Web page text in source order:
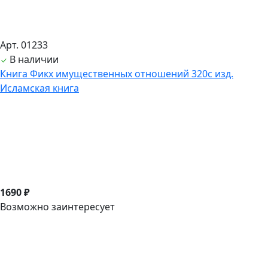
Арт. 01233
В наличии
Книга Фикх имущественных отношений 320с изд.
Исламская книга
1690 ₽
Возможно заинтересует